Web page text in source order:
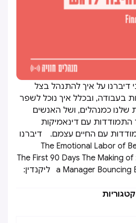
דיברנו על איך להתנהל בצל
בעבודה, ובכלל איך נוכל לשפר
כמנהלים, ושל האנשים
התמודדות עם דינאמיקות
עם החיים עצמם. דיברנו
ההמלצות של עמית: The First 90 Days The Making of
a Manager Bouncing Back from Rejection ליקנדין: